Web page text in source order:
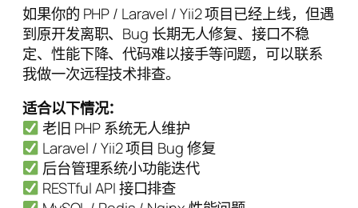
如果你的 PHP / Laravel / Yii2 项目已经上线，但遇
到原开发离职、Bug 长期无人修复、接口不稳
定、性能下降、代码难以接手等问题，可以联系
我做一次远程技术排查。
适合以下情况：
老旧 PHP 系统无人维护
Laravel / Yii2 项目 Bug 修复
后台管理系统小功能迭代
RESTful API 接口排查